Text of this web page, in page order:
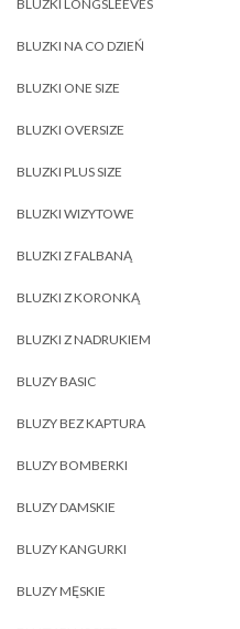
BLUZKI LONGSLEEVES
BLUZKI NA CO DZIEŃ
BLUZKI ONE SIZE
BLUZKI OVERSIZE
BLUZKI PLUS SIZE
BLUZKI WIZYTOWE
BLUZKI Z FALBANĄ
BLUZKI Z KORONKĄ
BLUZKI Z NADRUKIEM
BLUZY BASIC
BLUZY BEZ KAPTURA
BLUZY BOMBERKI
BLUZY DAMSKIE
BLUZY KANGURKI
BLUZY MĘSKIE